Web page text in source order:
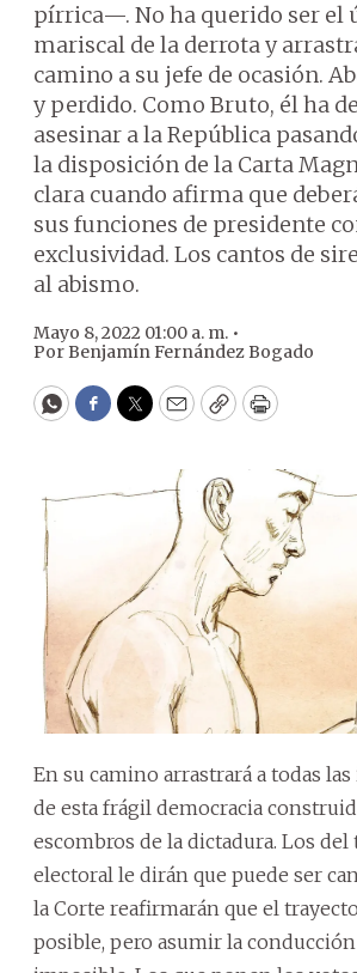
pírrica—. No ha querido ser el
mariscal de la derrota y
camino a su jefe de ocasión.
y perdido. Como Bruto, él ha
asesinar a la República
la disposición de la Carta
clara cuando afirma que
sus funciones de presidente
exclusividad. Los cantos de
al abismo.
Mayo 8, 2022 01:00 a. m. •
PorBenjamín Fernández Bogado
WhatsApp
Facebook
Twitter
EmailCopyPrint
En su camino arrastrará a todas
de esta frágil democracia
escombros de la dictadura. Los
electoral le dirán que puede ser
la Corte reafirmarán que el
posible, pero asumir la